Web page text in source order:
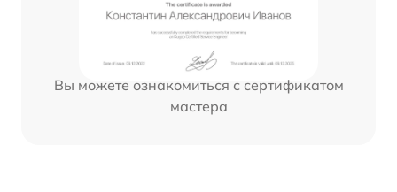
Вы можете ознакомиться с сертификатом
мастера